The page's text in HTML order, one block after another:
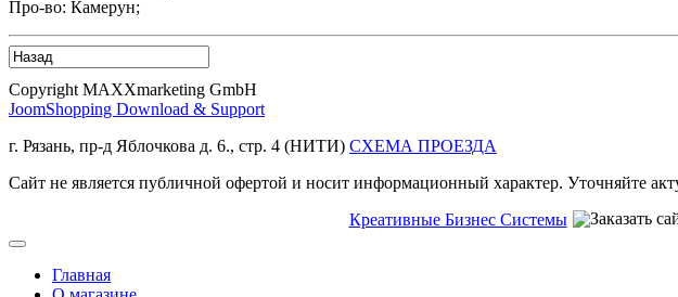
Про-во: Камерун;
Copyright MAXXmarketing GmbH
JoomShopping Download & Support
г. Рязань, пр-д Яблочкова д. 6., стр. 4 (НИТИ) СХЕМА ПРОЕЗДА
Сайт не является публичной офертой и носит информационный характер. Уточняйте
Креативные Бизнес Системы
Главная